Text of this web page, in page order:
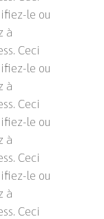
le ou
à
Ceci
le ou
à
Ceci
le ou
à
Ceci
le ou
à
Ceci